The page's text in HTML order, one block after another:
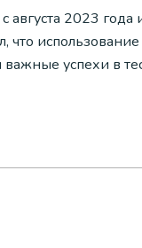
2023 года
что
успехи в